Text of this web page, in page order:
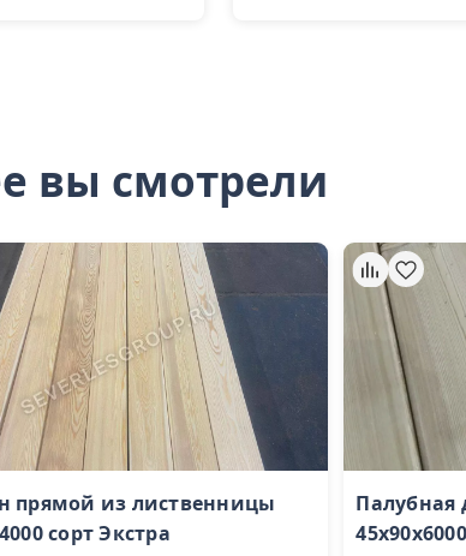
вы смотрели
прямой из лиственницы
сорт Экстра
Палубная